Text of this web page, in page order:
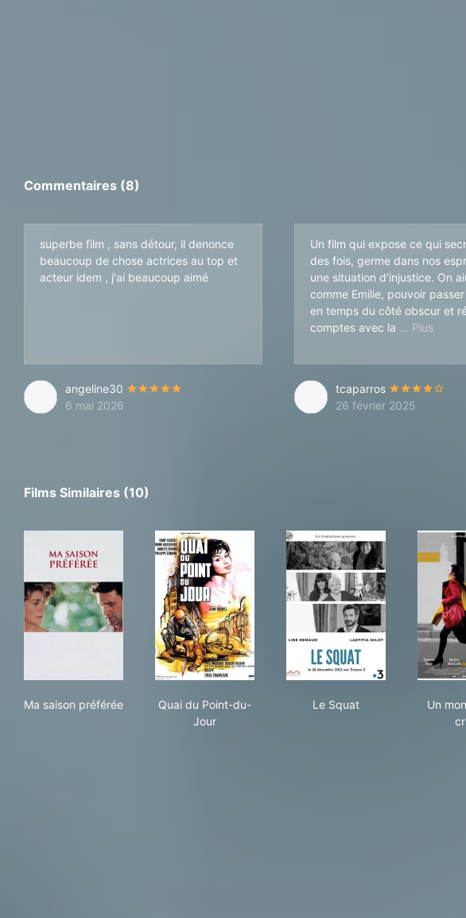
Commentaires (8)
superbe film , sans détour, il denonce
beaucoup de chose actrices au top et
acteur idem , j'ai beaucoup aimé
angeline30
6 mai 2026
Un film qui expose ce qui
des fois, germe dans nos
une situation d'injustice. On
comme Emilie, pouvoir
en temps du côté obscur et
comptes avec la
vie.
tcaparros
26 février 2025
Films Similaires (10)
Ma saison préférée
Quai du Point-du-
Jour
Le Squat
Un